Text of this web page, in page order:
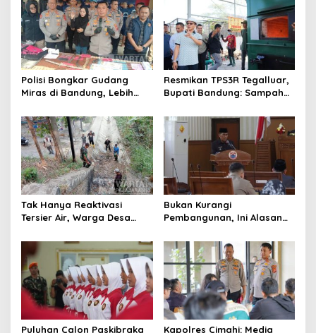
Polisi Bongkar Gudang
Miras di Bandung, Lebih
Resmikan TPS3R Tegalluar,
Bupati Bandung: Sampah
Pemerintah
Tak Hanya Reaktivasi
Tersier Air, Warga Desa
Alternatif di Padalarang
Bukan Kurangi
Pembangunan, Ini Alasan
Pengurangan Belanja
Daerah
Puluhan Calon Paskibraka
Kapolres Cimahi: Media